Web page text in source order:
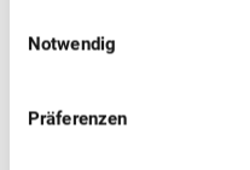
Notwendig
Präferenzen